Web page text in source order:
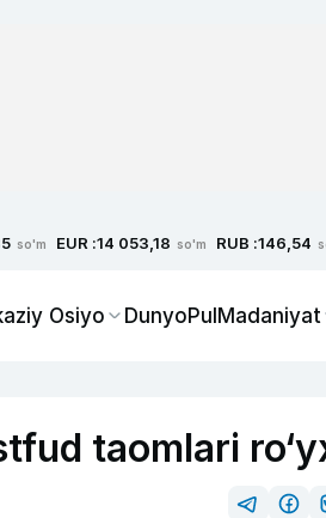
so'm EUR :14 053,18 so'm RUB :146,54
Osiyo DunyoPulMadaniyat
taomlari